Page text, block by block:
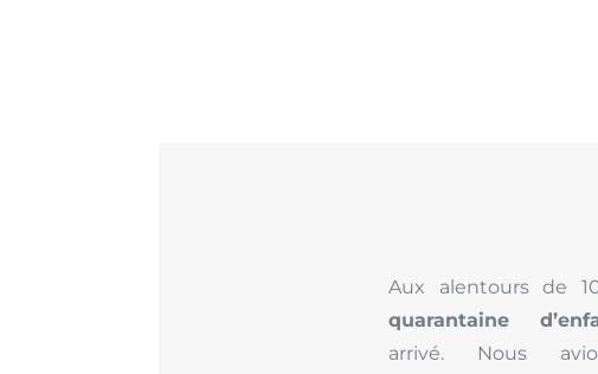
Aux alentours de
quarantaine
arrivé. Nous